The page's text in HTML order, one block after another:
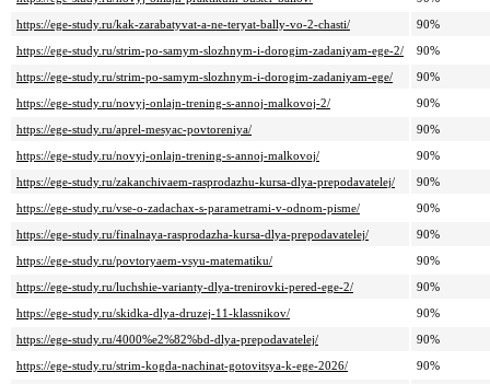
https://ege-study.ru/kak-zarabatyvat-a-ne-teryat-bally-vo-2-chasti/
90%
https://ege-study.ru/strim-po-samym-slozhnym-i-dorogim-zadaniyam-ege-2/
90%
https://ege-study.ru/strim-po-samym-slozhnym-i-dorogim-zadaniyam-ege/
90%
https://ege-study.ru/novyj-onlajn-trening-s-annoj-malkovoj-2/
90%
https://ege-study.ru/aprel-mesyac-povtoreniya/
90%
https://ege-study.ru/novyj-onlajn-trening-s-annoj-malkovoj/
90%
https://ege-study.ru/zakanchivaem-rasprodazhu-kursa-dlya-prepodavatelej/
90%
https://ege-study.ru/vse-o-zadachax-s-parametrami-v-odnom-pisme/
90%
https://ege-study.ru/finalnaya-rasprodazha-kursa-dlya-prepodavatelej/
90%
https://ege-study.ru/povtoryaem-vsyu-matematiku/
90%
https://ege-study.ru/luchshie-varianty-dlya-trenirovki-pered-ege-2/
90%
https://ege-study.ru/skidka-dlya-druzej-11-klassnikov/
90%
https://ege-study.ru/4000%e2%82%bd-dlya-prepodavatelej/
90%
https://ege-study.ru/strim-kogda-nachinat-gotovitsya-k-ege-2026/
90%